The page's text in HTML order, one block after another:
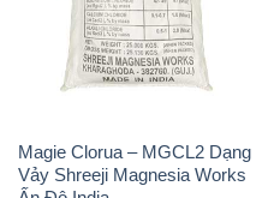
Magie Clorua – MGCL2 Dạng
Vảy Shreeji Magnesia Works